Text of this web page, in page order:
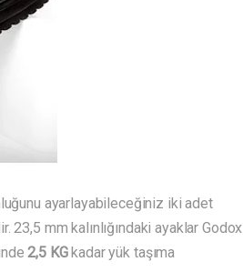
ayarlayabileceğiniz iki adet
23,5 mm kalınlığındaki ayaklar Godox
2,5 KGkadar yük taşıma